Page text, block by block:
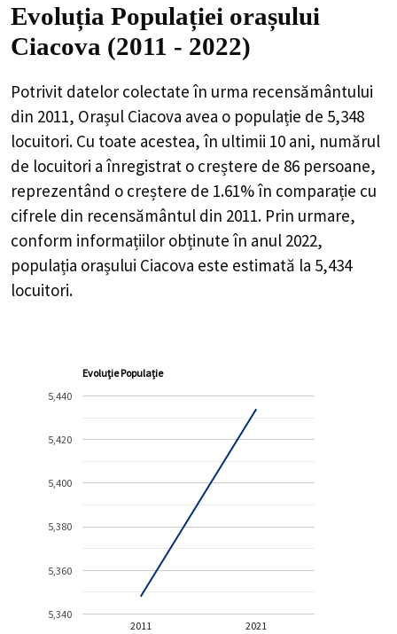
Evoluția Populației orașului
Ciacova (2011 - 2022)
Potrivit datelor colectate în urma recensământului
din 2011, Orașul Ciacova avea o populație de 5,348
locuitori. Cu toate acestea, în ultimii 10 ani, numărul
de locuitori a înregistrat o creștere de 86 persoane,
reprezentând o creștere de 1.61%în comparație cu
cifrele din recensământul din 2011. Prin urmare,
conform informațiilor obținute în anul 2022,
populația orașului Ciacova este estimată la 5,434
locuitori.
Evoluție Populație
2011 2021
5,340
5,360
5,380
5,400
5,420
5,440